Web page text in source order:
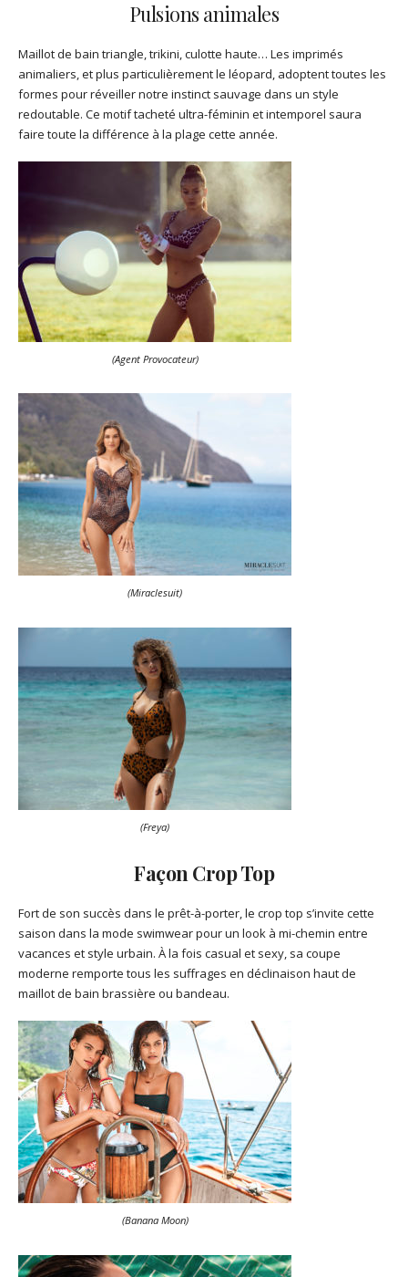
Pulsions animales
Maillot de bain triangle, trikini, culotte haute… Les imprimés
animaliers, et plus particulièrement le léopard, adoptent toutes les
formes pour réveiller notre instinct sauvage dans un style
redoutable. Ce motif tacheté ultra-féminin et intemporel saura
faire toute la différence à la plage cette année.
(Agent Provocateur)
(Miraclesuit)
(Freya)
Façon Crop Top
Fort de son succès dans le prêt-à-porter, le crop top s’invite cette
saison dans la mode swimwear pour un look à mi-chemin entre
vacances et style urbain. À la fois casual et sexy, sa coupe
moderne remporte tous les suffrages en déclinaison haut de
maillot de bain brassière ou bandeau.
(Banana Moon)